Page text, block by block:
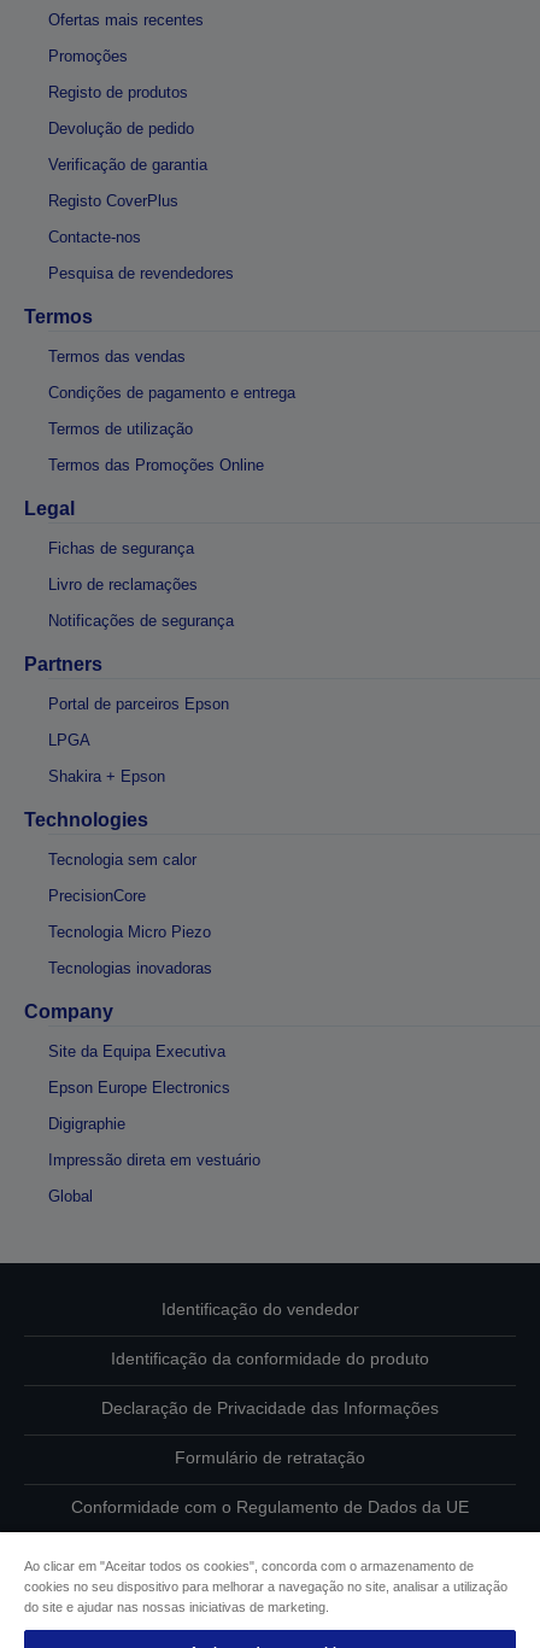
Ofertas mais recentes
Promoções
Registo de produtos
Devolução de pedido
Verificação de garantia
Registo CoverPlus
Contacte-nos
Pesquisa de revendedores
Termos
Termos das vendas
Condições de pagamento e entrega
Termos de utilização
Termos das Promoções Online
Legal
Fichas de segurança
Livro de reclamações
Notificações de segurança
Partners
Portal de parceiros Epson
LPGA
Shakira + Epson
Technologies
Tecnologia sem calor
PrecisionCore
Tecnologia Micro Piezo
Tecnologias inovadoras
Company
Site da Equipa Executiva
Epson Europe Electronics
Digigraphie
Impressão direta em vestuário
Global
Identificação do vendedor
Identificação da conformidade do produto
Declaração de Privacidade das Informações
Formulário de retratação
Conformidade com o Regulamento de Dados da UE
Contacte-nos sobre os seus dados
Informações sobre cookies
Ao clicar em "Aceitar todos os cookies", concorda com o armazenamento de
cookies no seu dispositivo para melhorar a navegação no site, analisar a utilização
do site e ajudar nas nossas iniciativas de marketing.